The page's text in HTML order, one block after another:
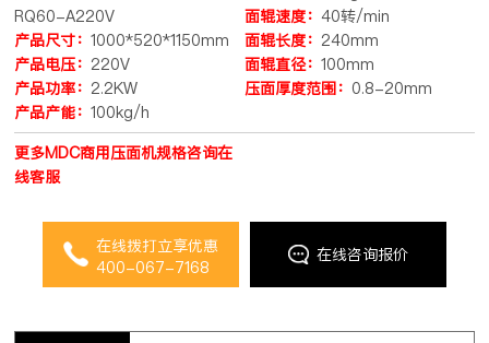
RQ60-A220V
产品尺寸：1000*520*1150mm
产品电压： 220V
产品功率： 2.2KW
产品产能：100kg/h
面辊速度： 40转/min
面辊长度： 240mm
面辊直径： 100mm
压面厚度范围： 0.8-20mm
更多MDC商用压面机规格咨询在
线客服
在线拨打立享优惠
400-067-7168
在线咨询报价